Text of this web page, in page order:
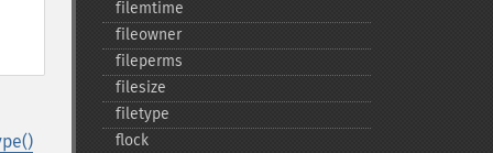
filemtime
fileowner
fileperms
filesize
filetype
flock